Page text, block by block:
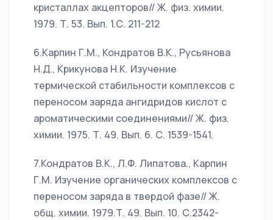
кристаллах акцепторов// Ж. физ. химии.
1979. Т. 53. Вып. 1.С. 211-212
6.Карпин Г.М., Кондратов В.К., Русьянова
Н.Д., Крикунова Н.К. Изучение
термической стабильности комплексов с
переносом заряда ангидридов кислот с
ароматическими соединениями// Ж. физ.
химии. 1975. Т. 49. Вып. 6. С. 1539-1541.
7.Кондратов В.К., Л.Ф. Липатова., Карпин
Г.М. Изучение органических комплексов с
переносом заряда в твердой фазе// Ж.
общ. химии. 1979.Т. 49. Вып. 10. С.2342-